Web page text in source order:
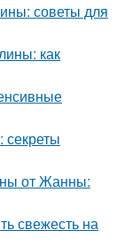
советы для
как
от Жанны:
свежесть на